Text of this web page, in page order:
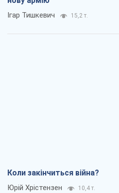
Ігар Тишкевич 15,2 т.
Коли закінчиться війна?
Юрій Хрістензен 10,4 т.